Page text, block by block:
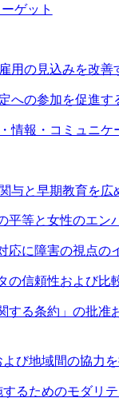
ゲット
用の見込みを改善
への参加を促進す
情報・コミュニ
与と早期教育を広
平等と女性のエン
応に障害の視点
の信頼性および比
する条約」の批
び地域間の協力
るためのモダリ